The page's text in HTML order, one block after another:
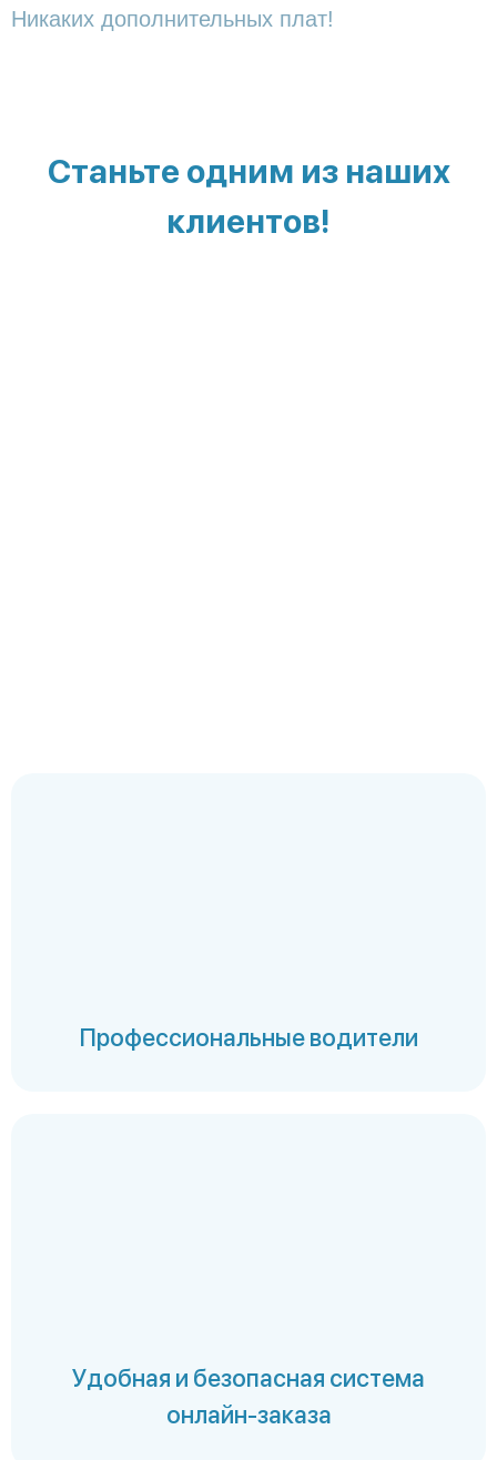
Никаких дополнительных плат!
Станьте одним из наших
клиентов!
Профессиональные водители
Удобная и безопасная система
онлайн-заказа